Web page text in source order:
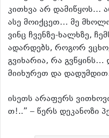
კითხვა არ დამიწყოს…
ასე მოიქცეთ… მე
ვინც ჩვენზე-ხალხზე,
ადარდებს, როგორ
გვიხარია, რა გვწყინს…
მიიხურეთ და
ისეთს არაფერს
თ!..” – წერს დეკანოზი